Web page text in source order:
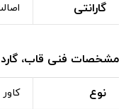
گارانتی
مشخصات فنی قاب، گارد
نوع کاور